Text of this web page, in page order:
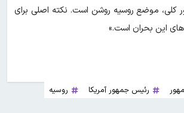
کلی، موضع روسیه روشن است. نکته اصلی برای
این بحران است.»
رئیس جمهور آمریکا
روسیه